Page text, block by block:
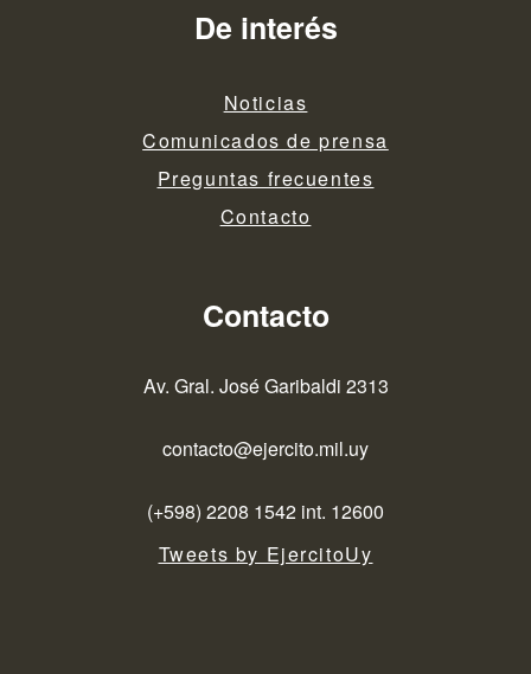
De interés
Noticias
Comunicados de prensa
Preguntas frecuentes
Contacto
Contacto
Av. Gral. José Garibaldi 2313
contacto@ejercito.mil.uy
(+598) 2208 1542 int. 12600
Tweets by EjercitoUy